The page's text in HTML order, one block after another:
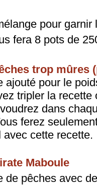
pour
fera 8 pots de
trop mûres
ajouté pour le
tripler la recette
dans
ferez
cette recette.
Maboule
de pêches avec